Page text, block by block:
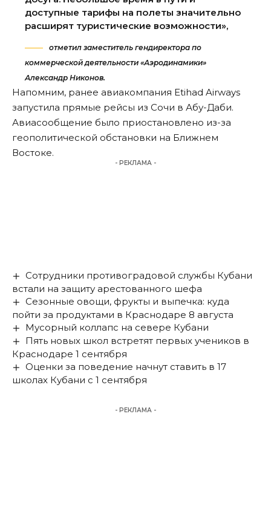
доступные тарифы на полеты значительно
расширят туристические возможности»,
отметил заместитель гендиректора по
коммерческой деятельности «Аэродинамики»
Александр Никонов.
Напомним, ранее авиакомпания Etihad Airways
запустила прямые рейсы из Сочи в Абу-Даби.
Авиасообщение было приостановлено из-за
геополитической обстановки на Ближнем
Востоке.
- РЕКЛАМА -
Сотрудники противоградовой службы Кубани
встали на защиту арестованного шефа
Сезонные овощи, фрукты и выпечка: куда
пойти за продуктами в Краснодаре 8 августа
Мусорный коллапс на севере Кубани
Пять новых школ встретят первых учеников в
Краснодаре 1 сентября
Оценки за поведение начнут ставить в 17
школах Кубани с 1 сентября
- РЕКЛАМА -